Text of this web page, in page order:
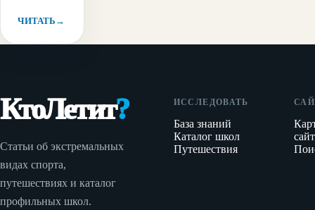
высоко
город
Беатенберг
любимый
курорт
для
отдыха
ЧИТАТЬ →
КтоЛетит?
Статьи об экстремальных
видах спорта,
путешествиях и каталог
профильных школ.
ИССЛЕДОВАТЬ
База знаний
Каталог школ
Путешествия